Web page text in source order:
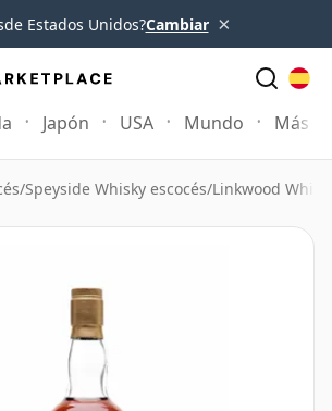
Estados Unidos?Cambiar ×
Japón USA Mundo Más
/Speyside Whisky escocés/Linkwood